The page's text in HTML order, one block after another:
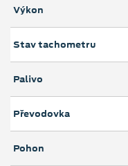
Výkon
Stav tachometru
Palivo
Převodovka
Pohon